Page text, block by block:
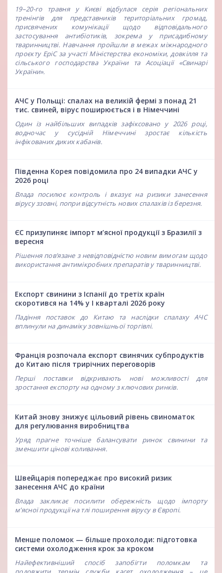
19–20-го травня у Києві відбулася серія регіональних
тренінгів для представників територіальних громад,
присвячених комунікації щодо відповідального
застосування антибіотиків, зокрема у присадибному
тваринництві. Навчання пройшли в межах міжнародного
проєкту EpiC за участі Міністерства економіки, довкілля та
сільського господарства України та Асоціації «Свинарі
України».
АЧС у Польщі: спалах на великій фермі з понад 21
тис. свиней, вірус поширюється і в Німеччині
Один із найбільших випадків зафіксовано у 2026 році,
водночас у сусідній Німеччині зростає кількість
інфікованих диких кабанів.
Південна Корея повідомила про 24 випадки АЧС у
2026 році
Влада посилює контроль і вказує на ризики занесення
вірусу ззовні, попри відсутність нових спалахів із березня.
ЄС призупиняє імпорт м’ясної продукції з Бразилії з
вересня
Рішення пов’язане з невідповідністю новим вимогам щодо
використання антимікробних препаратів у тваринництві.
Експорт свинини з Іспанії до третіх країн
скоротився на 14% у І кварталі 2026 року
Падіння поставок до Китаю та наслідки спалаху АЧС
вплинули на динаміку зовнішньої торгівлі.
Франція розпочала експорт свинячих субпродуктів
до Китаю після трирічних переговорів
Перші поставки відкривають нові можливості для
зростання експорту на одному з ключових ринків.
Китай знову знижує цільовий рівень свиноматок
для регулювання виробництва
Уряд прагне точніше балансувати ринок свинини та
зменшити цінові коливання.
Швейцарія попереджає про високий ризик
занесення АЧС до країни
Влада закликає посилити обережність щодо імпорту
м’ясної продукції на тлі поширення вірусу в Європі.
Менше поломок — більше прохолоди: підготовка
системи охолодження крок за кроком
Найефективніший спосіб запобігти поломкам та